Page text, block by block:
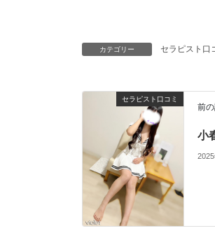
カテゴリー セラピスト口
セラピスト口コミ
前
小